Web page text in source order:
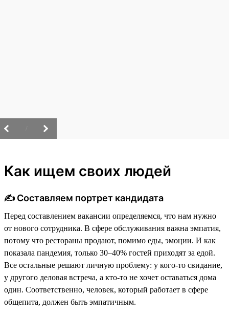
Как ищем своих людей
✍️ Составляем портрет кандидата
Перед составлением вакансии определяемся, что нам нужно
от нового сотрудника. В сфере обслуживания важна эмпатия,
потому что рестораны продают, помимо еды, эмоции. И как
показала пандемия, только 30–40% гостей приходят за едой.
Все остальные решают личную проблему: у кого-то свидание,
у другого деловая встреча, а кто-то не хочет оставаться дома
один. Соответственно, человек, который работает в сфере
общепита, должен быть эмпатичным.